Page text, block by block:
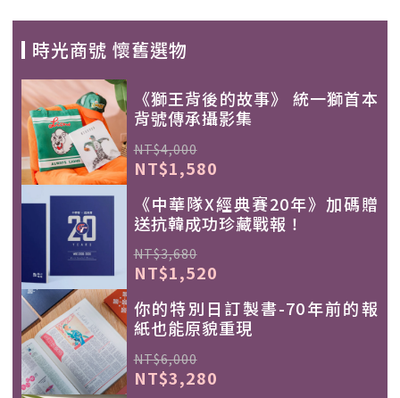
時光商號 懷舊選物
《獅王背後的故事》 統一獅首本
背號傳承攝影集
NT$4,000
NT$1,580
《中華隊X經典賽20年》加碼贈
送抗韓成功珍藏戰報！
NT$3,680
NT$1,520
你的特別日訂製書-70年前的報
紙也能原貌重現
NT$6,000
NT$3,280